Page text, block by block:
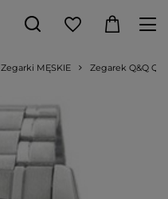
Zegarki MĘSKIE Zegarek Q&Q